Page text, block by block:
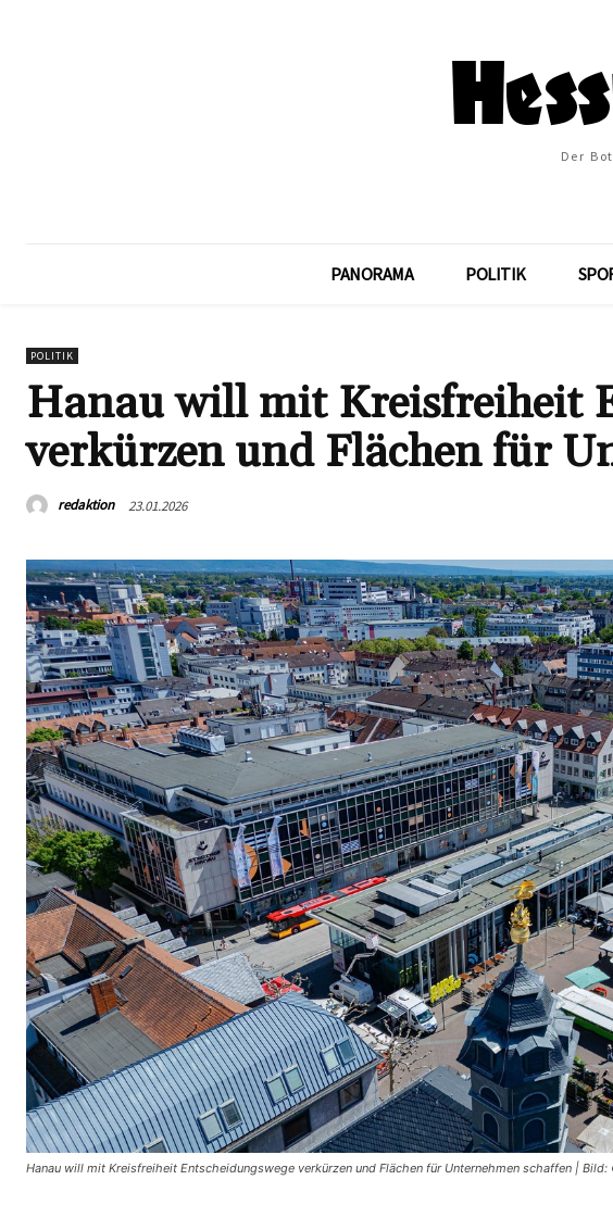
Der
PANORAMA POLITIK
POLITIK
Hanau will mit Kreisfreiheit
verkürzen und Flächen für
redaktion 23.01.2026
Hanau will mit Kreisfreiheit Entscheidungswege verkürzen und Flächen für Unternehmen schaffen |